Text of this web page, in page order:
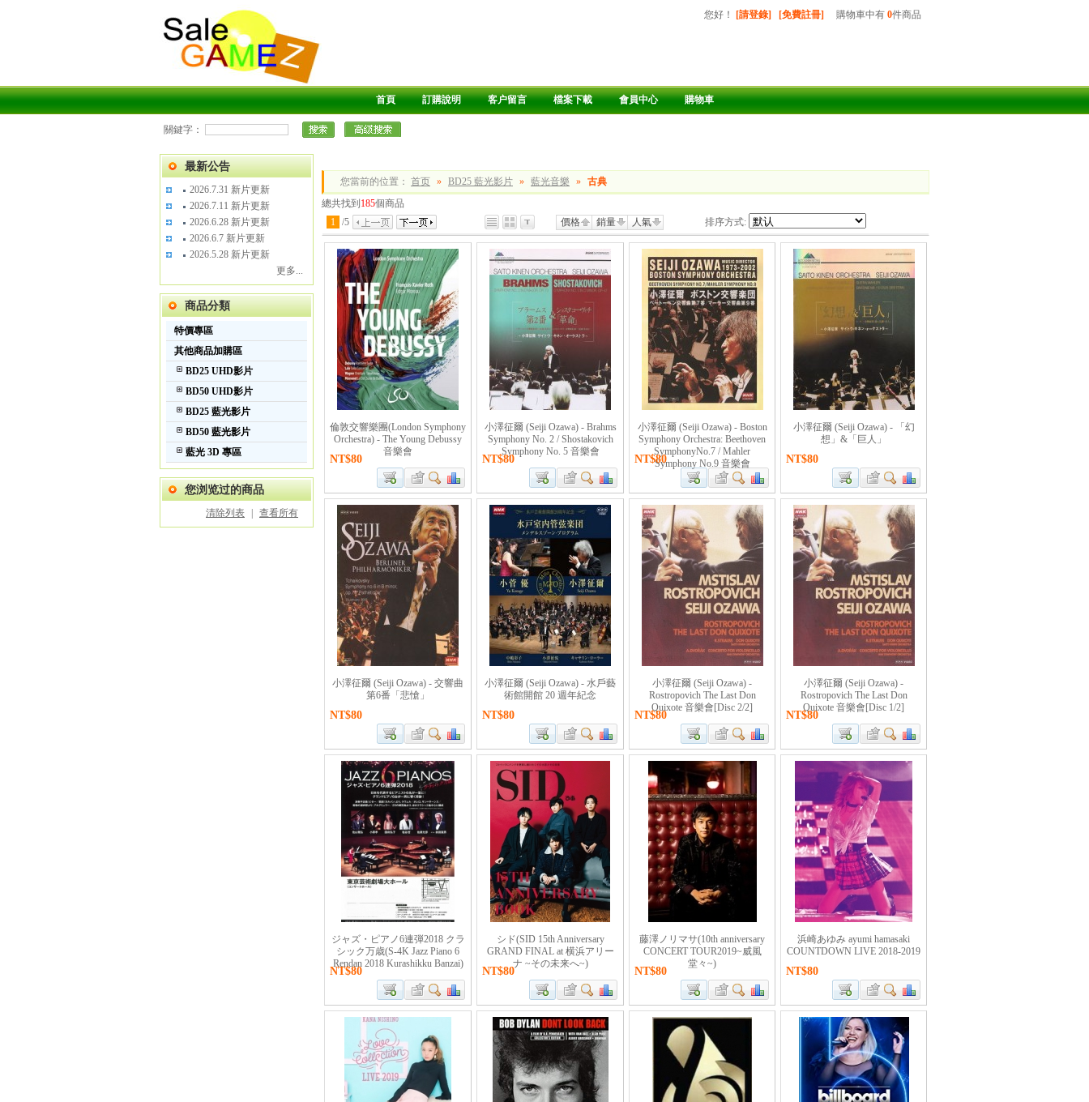
購物車中有 0件商品
您好 ！ [請登錄] [免費註冊]
首頁 訂購說明 客户留言 檔案下載 會員中心 購物車
關鍵字：
最新公告
2026.7.31 新片更新
2026.7.11 新片更新
2026.6.28 新片更新
2026.6.7 新片更新
2026.5.28 新片更新
更多...
商品分類
特價專區
其他商品加購區
BD25 UHD影片
BD50 UHD影片
BD25 藍光影片
BD50 藍光影片
藍光 3D 專區
您浏览过的商品
清除列表 查看所有
您當前的位置： 首页 » BD25 藍光影片 » 藍光音樂 » 古典
總共找到 185個商品
1 /5 價格 銷量 人氣 排序方式:
倫敦交響樂團(London Symphony
Orchestra) - The Young Debussy
音樂會
NT$80
小澤征爾 (Seiji Ozawa) - Brahms
Symphony No. 2 / Shostakovich
Symphony No. 5 音樂會
NT$80
小澤征爾 (Seiji Ozawa) - Boston
Symphony Orchestra: Beethoven
SymphonyNo.7 / Mahler
Symphony No.9 音樂會
NT$80
小澤征爾 (Seiji Ozawa) - 「幻
想」&「巨人」
NT$80
小澤征爾 (Seiji Ozawa) - 交響曲
第6番「悲愴」
NT$80
小澤征爾 (Seiji Ozawa) - 水戶藝
術館開館 20 週年紀念
NT$80
小澤征爾 (Seiji Ozawa) -
Rostropovich The Last Don
Quixote 音樂會[Disc 2/2]
NT$80
小澤征爾 (Seiji Ozawa) -
Rostropovich The Last Don
Quixote 音樂會[Disc 1/2]
NT$80
ジャズ・ピアノ6連弾2018 クラ
シック万歳(S-4K Jazz Piano 6
Rendan 2018 Kurashikku Banzai)
NT$80
シド(SID 15th Anniversary
GRAND FINAL at 横浜アリー
ナ ~その未来へ~)
NT$80
藤澤ノリマサ(10th anniversary
CONCERT TOUR2019~威風
堂々~)
NT$80
浜崎あゆみ ayumi hamasaki
COUNTDOWN LIVE 2018-2019
NT$80